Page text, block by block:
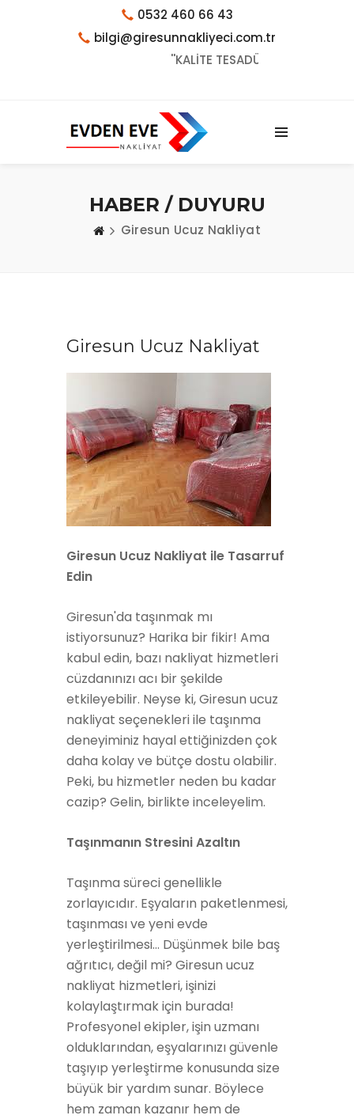
0532 460 66 43
bilgi@giresunnakliyeci.com.tr
''KALİTE TESADÜF DEĞİLDİR''
HABER / DUYURU
Giresun Ucuz Nakliyat
Giresun Ucuz Nakliyat
Giresun Ucuz Nakliyat ile Tasarruf
Edin
Giresun'da taşınmak mı
istiyorsunuz? Harika bir fikir! Ama
kabul edin, bazı nakliyat hizmetleri
cüzdanınızı acı bir şekilde
etkileyebilir. Neyse ki, Giresun ucuz
nakliyat seçenekleri ile taşınma
deneyiminiz hayal ettiğinizden çok
daha kolay ve bütçe dostu olabilir.
Peki, bu hizmetler neden bu kadar
cazip? Gelin, birlikte inceleyelim.
Taşınmanın Stresini Azaltın
Taşınma süreci genellikle
zorlayıcıdır. Eşyaların paketlenmesi,
taşınması ve yeni evde
yerleştirilmesi... Düşünmek bile baş
ağrıtıcı, değil mi? Giresun ucuz
nakliyat hizmetleri, işinizi
kolaylaştırmak için burada!
Profesyonel ekipler, işin uzmanı
olduklarından, eşyalarınızı güvenle
taşıyıp yerleştirme konusunda size
büyük bir yardım sunar. Böylece
hem zaman kazanır hem de